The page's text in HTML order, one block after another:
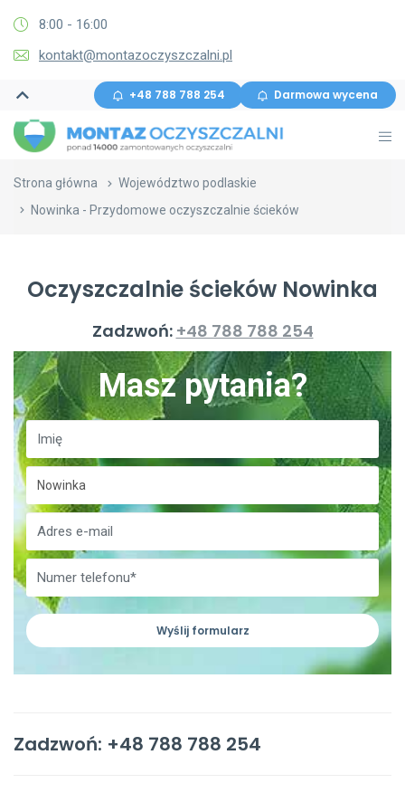
8:00 - 16:00
kontakt@montazoczyszczalni.pl
+48 788 788 254 Darmowa wycena
Strona główna
Województwo podlaskie
Nowinka - Przydomowe oczyszczalnie ścieków
Oczyszczalnie ścieków Nowinka
Zadzwoń: +48 788 788 254
Masz pytania?
Wyślij formularz
Zadzwoń: +48 788 788 254